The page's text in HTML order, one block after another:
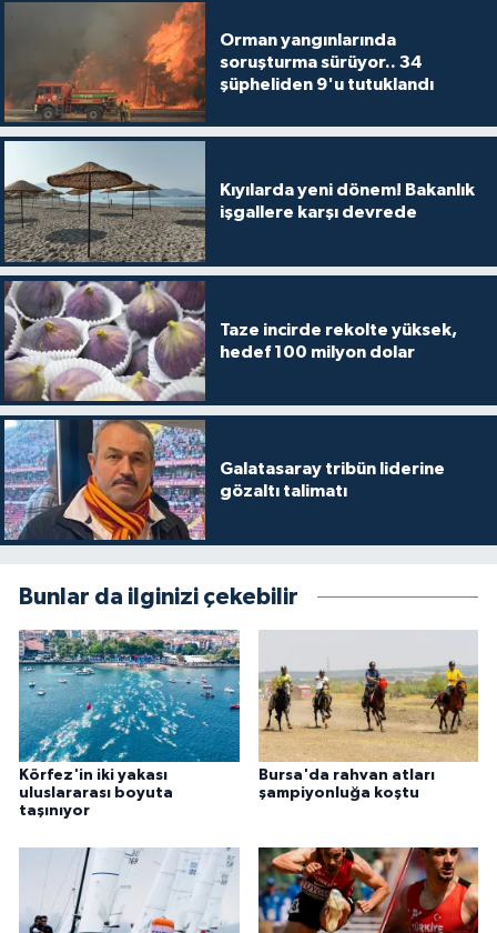
Orman yangınlarında
soruşturma sürüyor.. 34
şüpheliden 9'u tutuklandı
Kıyılarda yeni dönem! Bakanlık
işgallere karşı devrede
Taze incirde rekolte yüksek,
hedef 100 milyon dolar
Galatasaray tribün liderine
gözaltı talimatı
Bunlar da ilginizi çekebilir
Körfez'in iki yakası
uluslararası boyuta
taşınıyor
Bursa'da rahvan atları
şampiyonluğa koştu